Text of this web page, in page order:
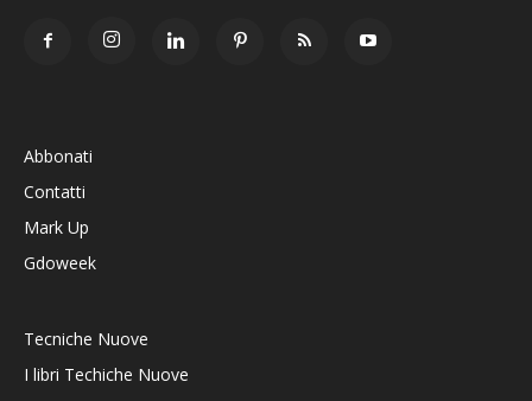
Abbonati
Contatti
Mark Up
Gdoweek
Tecniche Nuove
I libri Techiche Nuove